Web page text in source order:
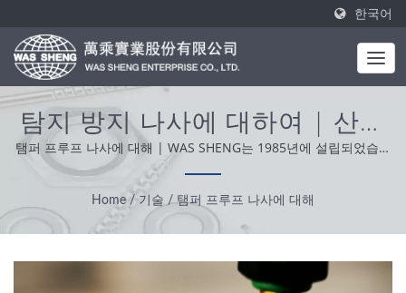
한국어
탐지 방지 나사에 대하여 | 산업
용 금속 부품 - 스탬핑 및 단조 제
조 | WAS SHENG
탬퍼 프루프 나사에 대해 | WAS SHENG는 1985년에 설립되었습니
다. 원스톱 제조업체로서, 우리의 핵심 가치는 전문성, 편리성 및 문
제 해결사입니다. 전 세계의 고객 지원을 바탕으로, 우리는 정직하고
실용적이며 신뢰할 수 있는 태도로 최고의 서비스와 제품을 제공합
니다.
Home / 기술 / 탬퍼 프루프 나사에 대해